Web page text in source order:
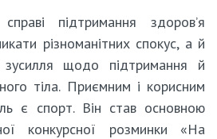
підтримання здоров’я
різноманітних спокус, а й
зусилля щодо підтримання й
тіла. Приємним і корисним
є спорт. Він став основною
конкурсної розминки «На